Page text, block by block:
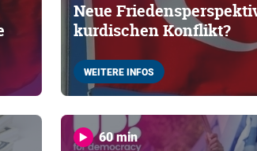
Neue
kurdischen Konflikt?
WEITERE INFOS
60 min